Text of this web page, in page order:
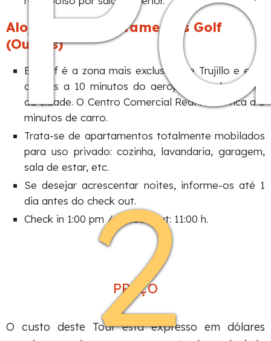
2
Alojamento Apartamentos Golf
(Outros)
El Golf é a zona mais exclusiva de Trujillo e está
apenas a 10 minutos do aeroporto e do centro
da cidade. O Centro Comercial Real Plaza fica a 5
minutos de carro.
Trata-se de apartamentos totalmente mobilados
para uso privado: cozinha, lavandaria, garagem,
sala de estar, etc.
Se desejar acrescentar noites, informe-os até 1
dia antes do check out.
Check in 1:00 pm // Check out: 11:00 h.
PREÇO
O custo deste Tour está expresso em dólares